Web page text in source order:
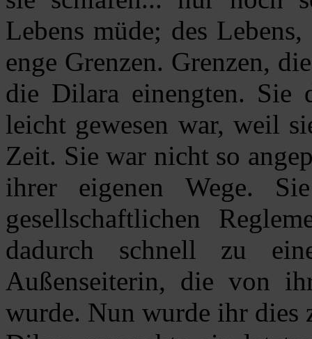
Lebens müde; des
enge Grenzen. Grenzen,
die Dilara einengten. Sie
leicht gewesen war, weil
Zeit. Sie war nicht so
ihrer eigenen Wege.
gesellschaftlichen
dadurch schnell zu
Außenseiterin, die von
wurde. Nun wurde ihr dies